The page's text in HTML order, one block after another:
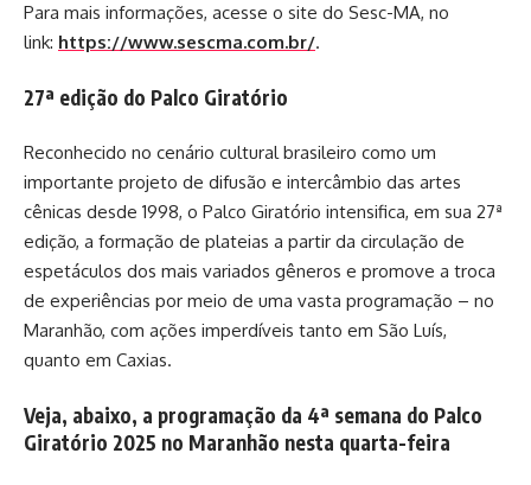
Para mais informações, acesse o site do Sesc-MA, no
link: https://www.sescma.com.br/.
27ª edição do Palco Giratório
Reconhecido no cenário cultural brasileiro como um
importante projeto de difusão e intercâmbio das artes
cênicas desde 1998, o Palco Giratório intensifica, em sua 27ª
edição, a formação de plateias a partir da circulação de
espetáculos dos mais variados gêneros e promove a troca
de experiências por meio de uma vasta programação – no
Maranhão, com ações imperdíveis tanto em São Luís,
quanto em Caxias.
Veja, abaixo, a programação da 4ª semana do Palco
Giratório 2025 no Maranhão nesta quarta-feira